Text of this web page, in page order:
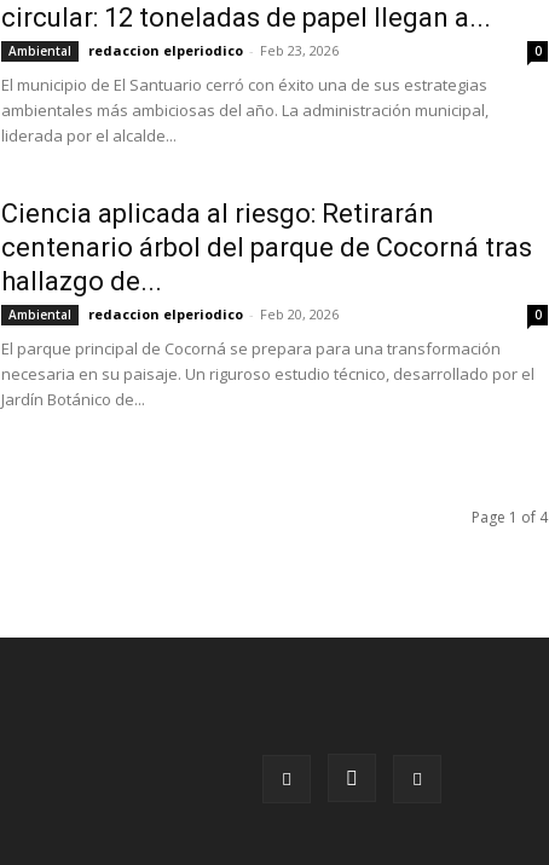
circular: 12 toneladas de papel llegan a...
Ambiental redaccion elperiodico - Feb 23, 2026 0
El municipio de El Santuario cerró con éxito una de sus estrategias
ambientales más ambiciosas del año. La administración municipal,
liderada por el alcalde...
Ciencia aplicada al riesgo: Retirarán
centenario árbol del parque de Cocorná tras
hallazgo de...
Ambiental redaccion elperiodico - Feb 20, 2026 0
El parque principal de Cocorná se prepara para una transformación
necesaria en su paisaje. Un riguroso estudio técnico, desarrollado por el
Jardín Botánico de...
Page 1 of 4